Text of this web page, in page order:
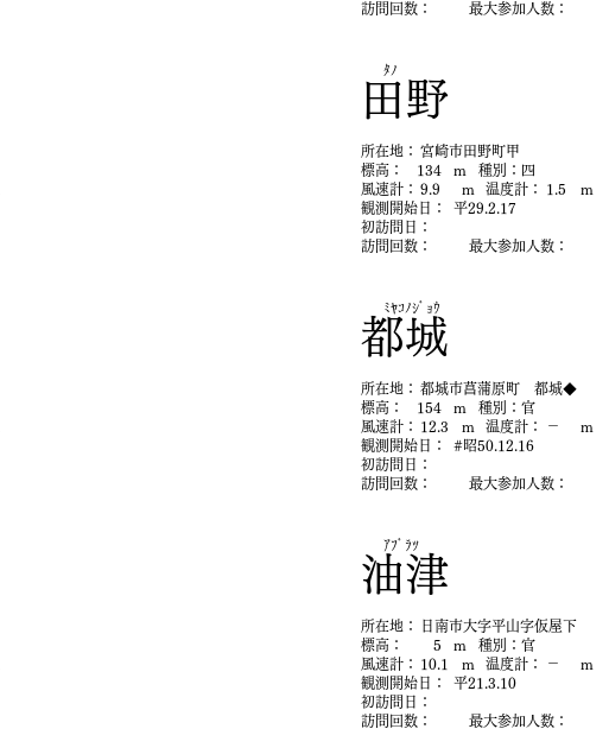
最大参加人数：
​訪問回数：
田野
ﾀﾉ
​所在地： 宮崎市田野町甲
​標高：
134 m ​種別： 四
​風速計： 9.9 m ​温度計： 1.5
m
​観測開始日：
平29.2.17
初​訪問日：
最大参加人数：
​訪問回数：
都城
ﾐﾔｺﾉｼﾞｮｳ
​所在地： 都城市菖蒲原町 都城◆
​標高：
154 m ​種別： 官
​風速計：
12.3 m ​温度計： －
m
​観測開始日：
#昭50.12.16
初​訪問日：
最大参加人数：
​訪問回数：
油津
ｱﾌﾞﾗﾂ
​所在地：
日南市大字平山字仮屋下
​標高：
5 m ​種別： 官
​風速計：
10.1 m ​温度計： －
m
​観測開始日：
平21.3.10
初​訪問日：
最大参加人数：
​訪問回数：